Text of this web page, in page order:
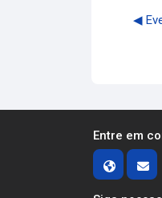
◀︎
Entre em